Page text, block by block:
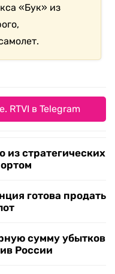
«Бук» из
RTVI в Telegram
стратегических
готова продать
сумму убытков
России